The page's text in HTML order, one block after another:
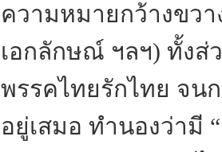
ความหมายกว้างขว
เอกลักษณ์ ฯลฯ) ทั้ง
พรรคไทยรักไทย จน
อยู่เสมอ ทำนองว่ามี